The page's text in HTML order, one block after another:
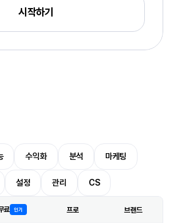
시작하기
수익화 분석 마케팅
설정 관리 CS
료 인기 프로 브랜드